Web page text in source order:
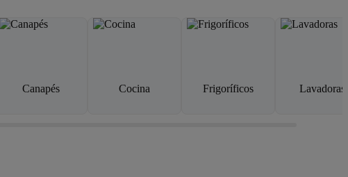
Canapés Cocina Frigoríficos Lavadoras